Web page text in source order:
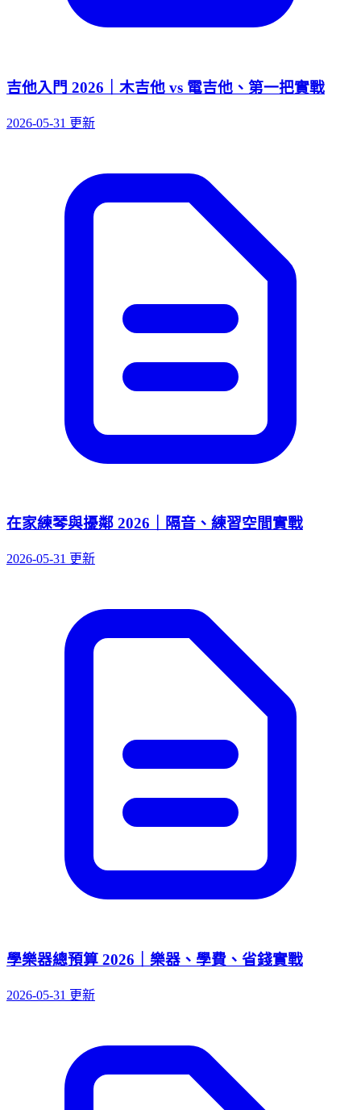
吉他入門 2026｜木吉他 vs 電吉他、第一把實戰
2026-05-31 更新
在家練琴與擾鄰 2026｜隔音、練習空間實戰
2026-05-31 更新
學樂器總預算 2026｜樂器、學費、省錢實戰
2026-05-31 更新